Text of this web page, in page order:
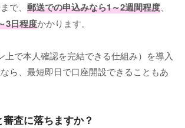
で、 郵送での申込みなら1～2週間程度
3日程度かかります。
上で本人確認を完結できる仕組み）を導入
ら、最短即日で口座開設できることもあ
査に落ちますか？